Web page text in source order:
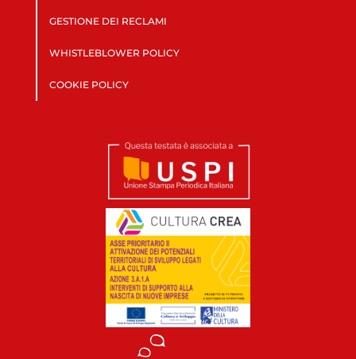
GESTIONE DEI RECLAMI
WHISTLEBLOWER POLICY
COOKIE POLICY